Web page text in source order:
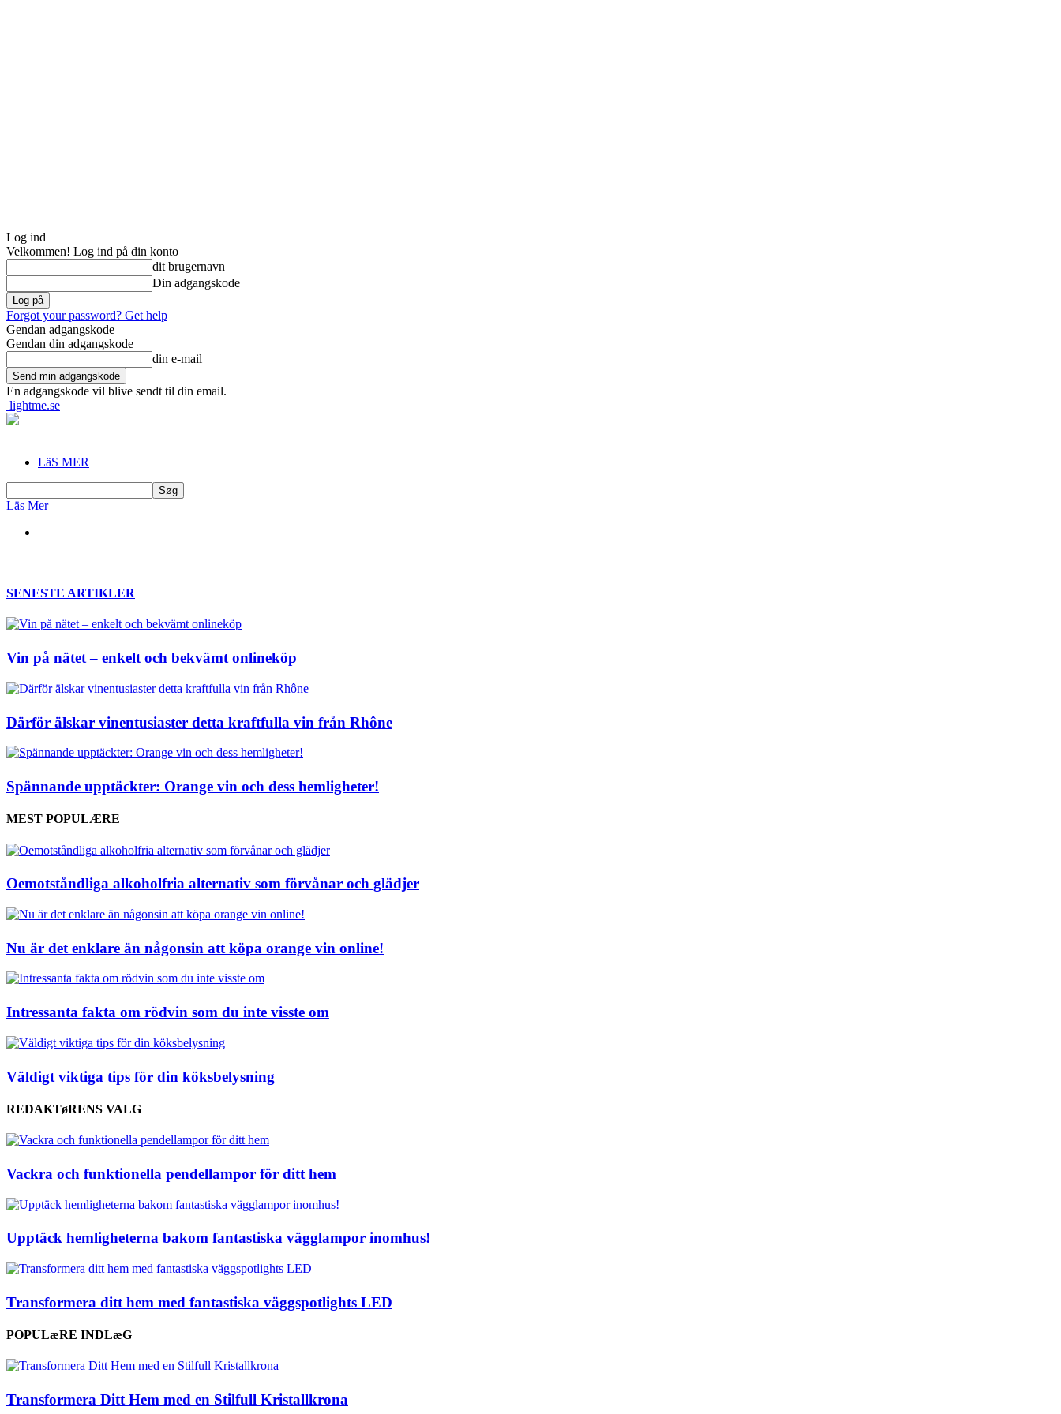
Log ind
Velkommen! Log ind på din konto
dit brugernavn
Din adgangskode
Forgot your password? Get help
Gendan adgangskode
Gendan din adgangskode
din e-mail
En adgangskode vil blive sendt til din email.
lightme.se
LäS MER
Läs Mer
SENESTE ARTIKLER
Vin på nätet – enkelt och bekvämt onlineköp
Därför älskar vinentusiaster detta kraftfulla vin från Rhône
Spännande upptäckter: Orange vin och dess hemligheter!
MEST POPULÆRE
Oemotståndliga alkoholfria alternativ som förvånar och glädjer
Nu är det enklare än någonsin att köpa orange vin online!
Intressanta fakta om rödvin som du inte visste om
Väldigt viktiga tips för din köksbelysning
REDAKTøRENS VALG
Vackra och funktionella pendellampor för ditt hem
Upptäck hemligheterna bakom fantastiska vägglampor inomhus!
Transformera ditt hem med fantastiska väggspotlights LED
POPULæRE INDLæG
Transformera Ditt Hem med en Stilfull Kristallkrona